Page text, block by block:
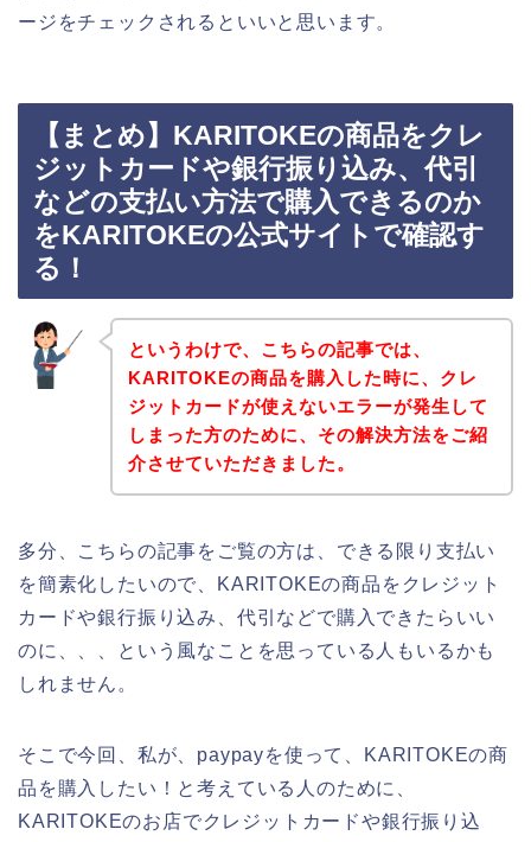
ージをチェックされるといいと思います。
【まとめ】KARITOKEの商品をクレ
ジットカードや銀行振り込み、代引
などの支払い方法で購入できるのか
をKARITOKEの公式サイトで確認す
る！
というわけで、こちらの記事では、
KARITOKEの商品を購入した時に、クレ
ジットカードが使えないエラーが発生して
しまった方のために、その解決方法をご紹
介させていただきました。
多分、こちらの記事をご覧の方は、できる限り支払い
を簡素化したいので、KARITOKEの商品をクレジット
カードや銀行振り込み、代引などで購入できたらいい
のに、、、という風なことを思っている人もいるかも
しれません。
そこで今回、私が、paypayを使って、KARITOKEの商
品を購入したい！と考えている人のために、
KARITOKEのお店でクレジットカードや銀行振り込